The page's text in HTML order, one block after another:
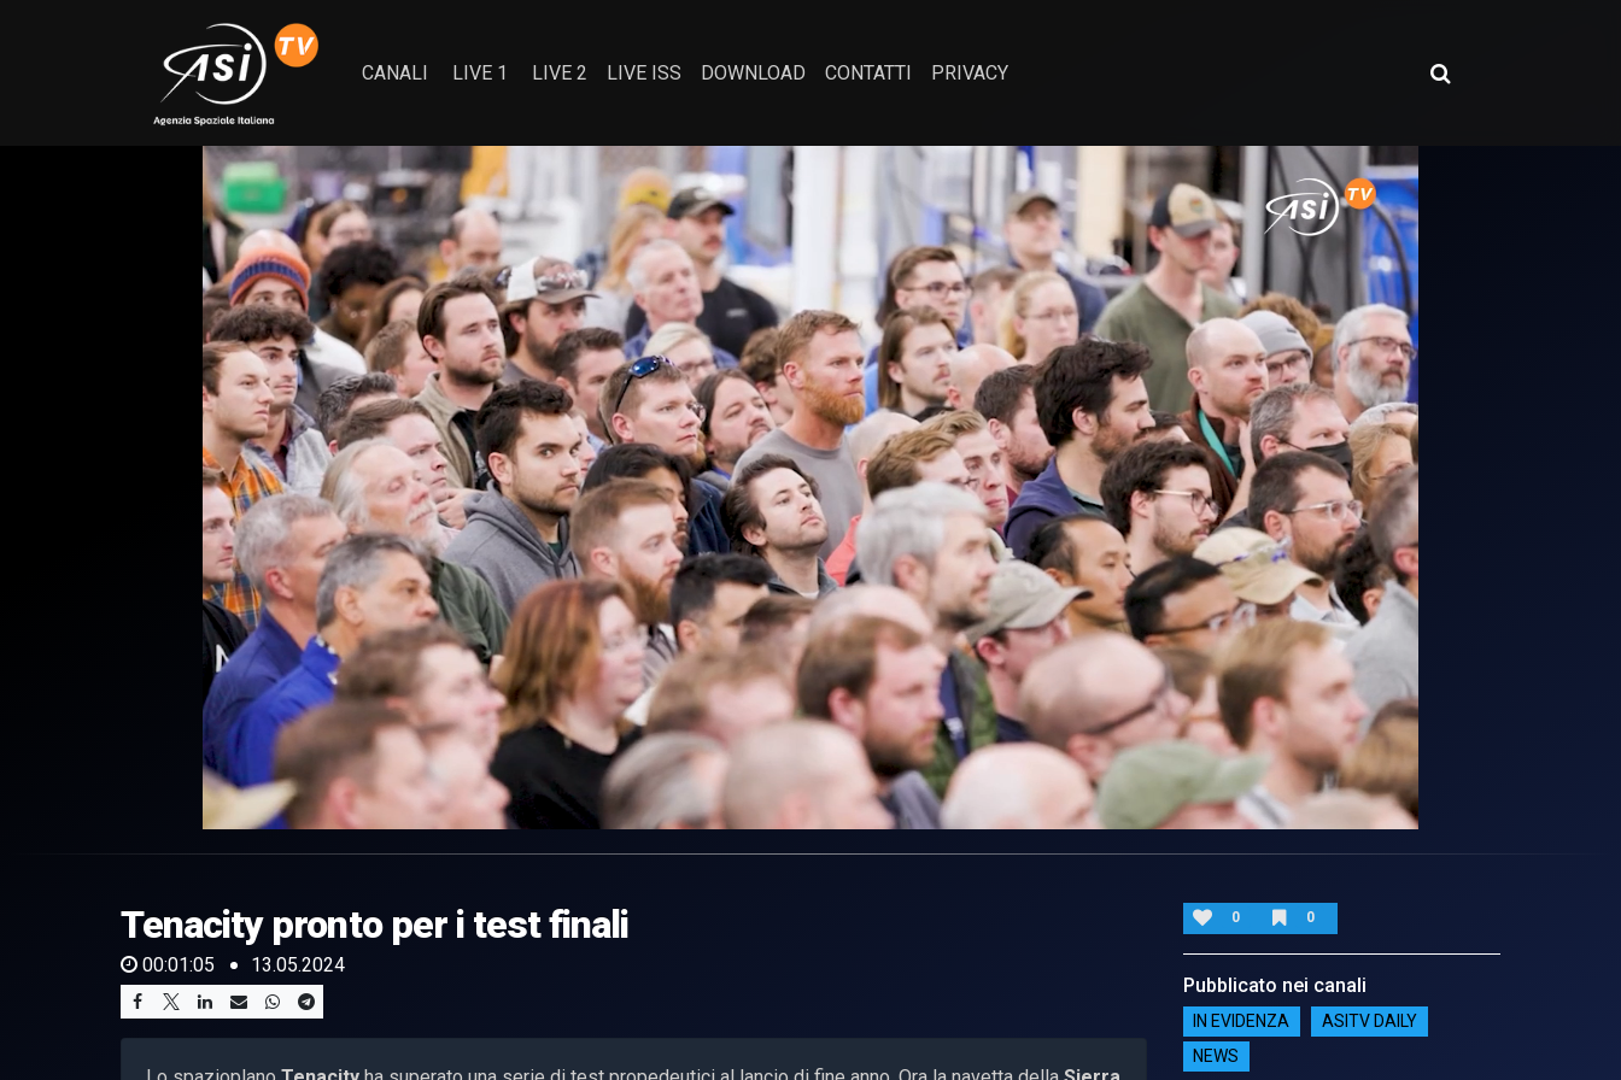
CANALI LIVE 1 LIVE 2 LIVE ISS DOWNLOAD CONTATTI PRIVACY
of
5
seconds
Volume
0%
Tenacity pronto per i test finali
00:01:05 13.05.2024
0 0
Pubblicato nei canali
IN EVIDENZA
ASITV DAILY
NEWS